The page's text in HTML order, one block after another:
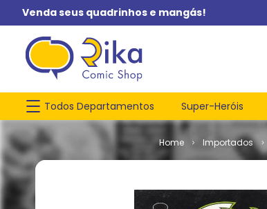
Venda seus quadrinhos e mangás!
Todos Departamentos Super-Heróis
Importados